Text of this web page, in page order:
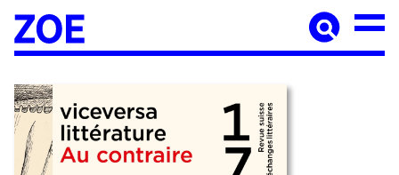
Accueil
À paraître
Catalogue
Auteur·ices
Agenda